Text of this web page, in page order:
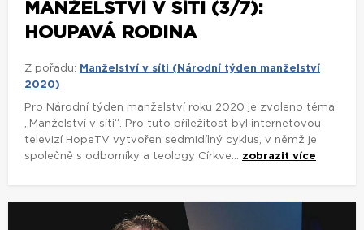
MANŽELSTVÍ V SÍTI (3/7):
HOUPAVÁ RODINA
Z pořadu:
Manželství v síti (Národní týden manželství
2020)
Pro Národní týden manželství roku 2020 je zvoleno téma:
„Manželství v síti“. Pro tuto příležitost byl internetovou
televizí HopeTV vytvořen sedmidílný cyklus, v němž je
společně s odborníky a teology Církve... zobrazit více